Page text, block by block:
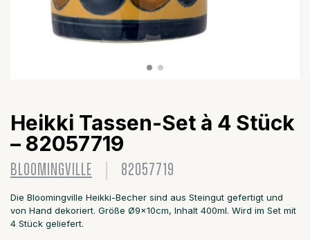
Heikki Tassen-Set à 4 Stück
– 82057719
BLOOMINGVILLE 82057719
Die Bloomingville Heikki-Becher sind aus Steingut gefertigt und
von Hand dekoriert. Größe Ø9x10cm, Inhalt 400ml. Wird im Set mit
4 Stück geliefert.